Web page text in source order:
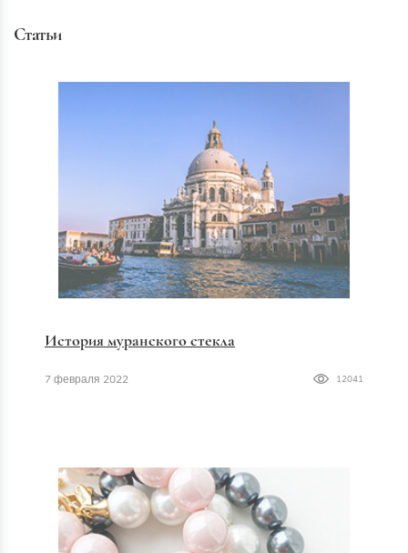
Статьи
История муранского стекла
7 февраля 2022 12041